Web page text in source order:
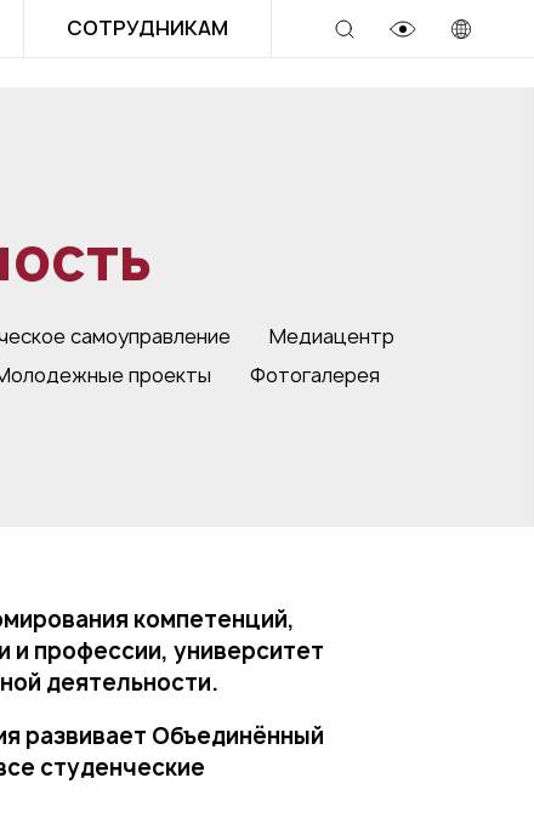
СОТРУДНИКАМ
самоуправление
Медиацентр
проекты
Фотогалерея
компетенций,
и профессии, университет
деятельности.
развивает Объединённый
студенческие